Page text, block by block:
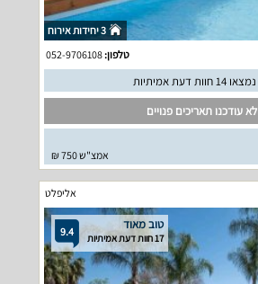
3 יחידות אירוח
טלפון:052-9706108
נמצאו 14 חוות דעת אמיתיות
לא עודכנו תאריכים פנויים
אמצ"ש 750 ₪
אליפלט
9.4 טוב מאוד
17 חוות דעת אמיתיות